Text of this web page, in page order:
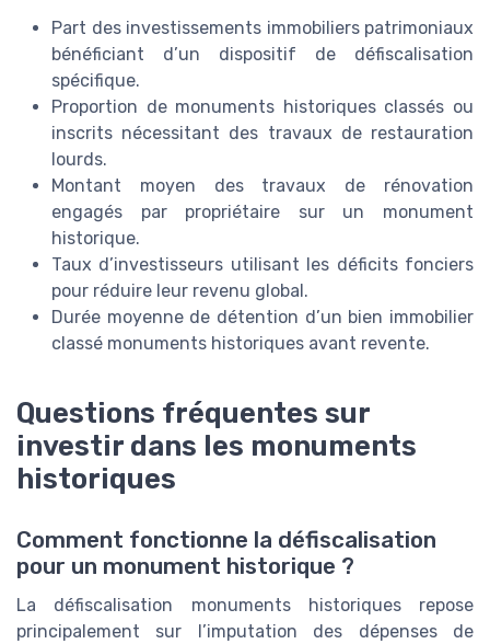
Part des investissements immobiliers patrimoniaux
bénéficiant d’un dispositif de défiscalisation
spécifique.
Proportion de monuments historiques classés ou
inscrits nécessitant des travaux de restauration
lourds.
Montant moyen des travaux de rénovation
engagés par propriétaire sur un monument
historique.
Taux d’investisseurs utilisant les déficits fonciers
pour réduire leur revenu global.
Durée moyenne de détention d’un bien immobilier
classé monuments historiques avant revente.
Questions fréquentes sur
investir dans les monuments
historiques
Comment fonctionne la défiscalisation
pour un monument historique ?
La défiscalisation monuments historiques repose
principalement sur l’imputation des dépenses de